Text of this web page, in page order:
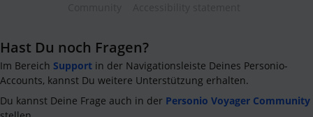
Hast Du noch Fragen?
Im Bereich Support in der Navigationsleiste Deines Personio-
Accounts, kannst Du weitere Unterstützung erhalten.
Du kannst Deine Frage auch in der Personio Voyager Community